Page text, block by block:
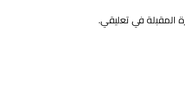
المقبلة في تعليقي.